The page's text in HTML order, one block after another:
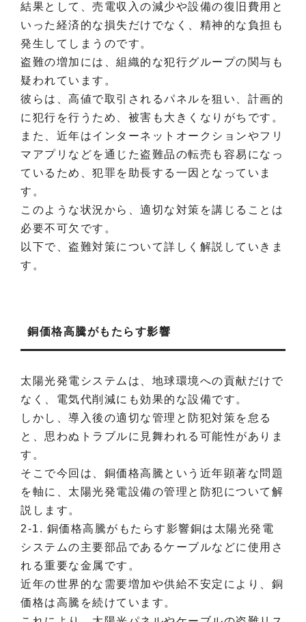
結果として、売電収入の減少や設備の復旧費用と
いった経済的な損失だけでなく、精神的な負担も
発生してしまうのです。
盗難の増加には、組織的な犯行グループの関与も
疑われています。
彼らは、高値で取引されるパネルを狙い、計画的
に犯行を行うため、被害も大きくなりがちです。
また、近年はインターネットオークションやフリ
マアプリなどを通じた盗難品の転売も容易になっ
ているため、犯罪を助長する一因となっていま
す。
このような状況から、適切な対策を講じることは
必要不可欠です。
以下で、盗難対策について詳しく解説していきま
す。
銅価格高騰がもたらす影響
太陽光発電システムは、地球環境への貢献だけで
なく、電気代削減にも効果的な設備です。
しかし、導入後の適切な管理と防犯対策を怠る
と、思わぬトラブルに見舞われる可能性がありま
す。
そこで今回は、銅価格高騰という近年顕著な問題
を軸に、太陽光発電設備の管理と防犯について解
説します。
2-1. 銅価格高騰がもたらす影響銅は太陽光発電
システムの主要部品であるケーブルなどに使用さ
れる重要な金属です。
近年の世界的な需要増加や供給不安定により、銅
価格は高騰を続けています。